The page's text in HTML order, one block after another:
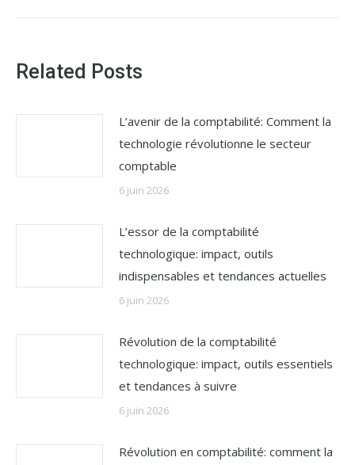
Related Posts
L’avenir de la comptabilité: Comment la
technologie révolutionne le secteur
comptable
6 juin 2026
L’essor de la comptabilité
technologique: impact, outils
indispensables et tendances actuelles
6 juin 2026
Révolution de la comptabilité
technologique: impact, outils essentiels
et tendances à suivre
6 juin 2026
Révolution en comptabilité: comment la